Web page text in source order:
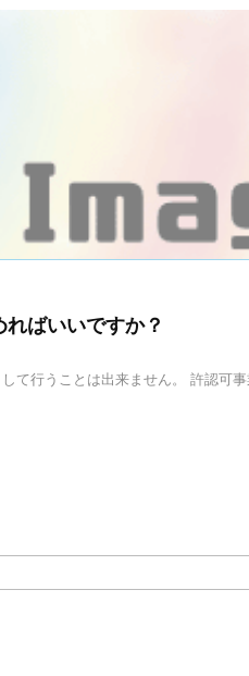
ばいいですか？
て行うことは出来ません。 許認可